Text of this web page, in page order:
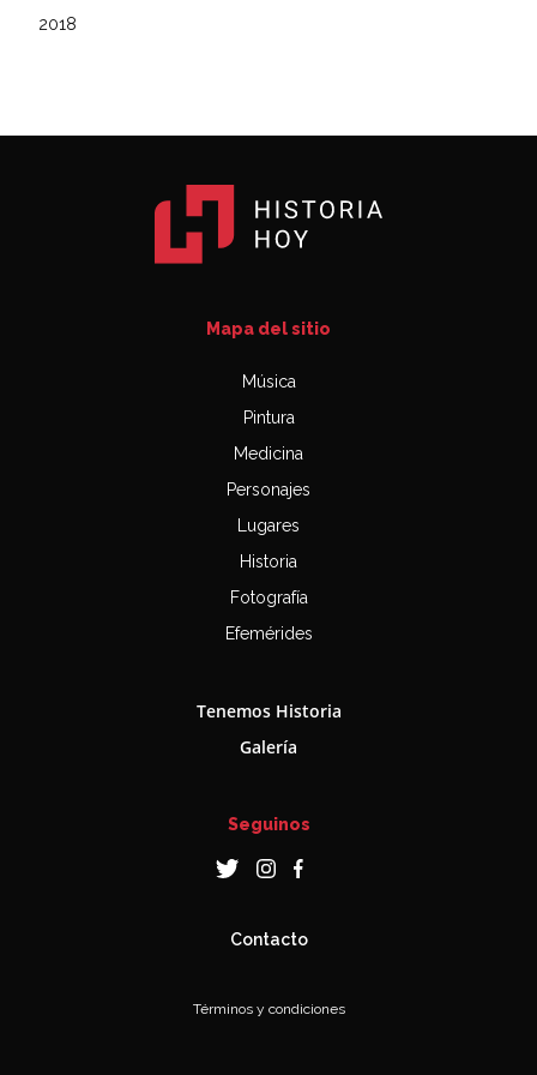
2018
Mapa del sitio
Música
Pintura
Medicina
Personajes
Lugares
Historia
Fotografía
Efemérides
Tenemos Historia
Galería
Seguinos
Contacto
Términos y condiciones